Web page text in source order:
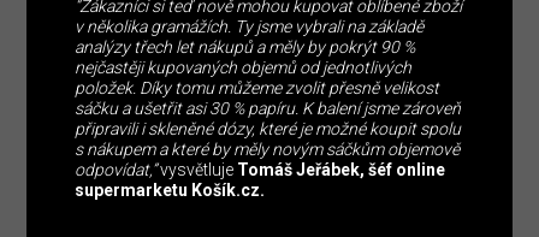
“Zákazníci si teď nově mohou kupovat oblíbené zboží
v několika gramážích. Ty jsme vybrali na základě
analýzy třech let nákupů a měly by pokrýt 90 %
nejčastěji kupovaných objemů od jednotlivých
položek. Díky tomu můžeme zvolit přesně velikost
sáčku a ušetřit asi 30 % papíru. K balení jsme zároveň
připravili i skleněné dózy, které je možné koupit spolu
s nákupem a které by měly novým sáčkům objemově
odpovídat,”vysvětluje Tomáš Jeřábek, šéf online
supermarketu Košík.cz.